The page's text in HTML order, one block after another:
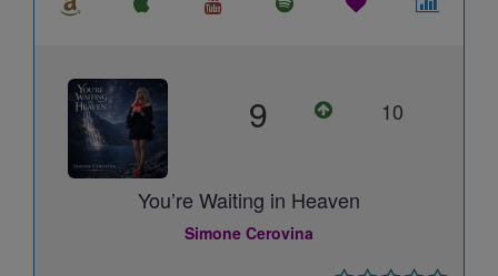
9 10
You’re Waiting in Heaven
Simone Cerovina